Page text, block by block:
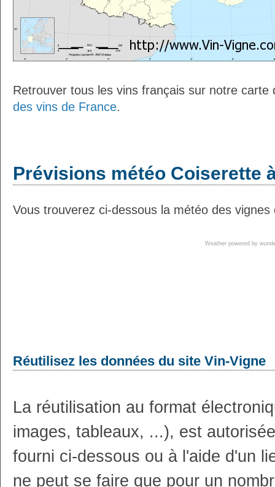
Retrouver tous les vins français sur notre
des vins de France.
Prévisions météo Coiserette
Vous trouverez ci-dessous la météo des
Weather powered by
Réutilisez les données du site Vin-Vigne
La réutilisation au format
images, tableaux, ...), est
fourni ci-dessous ou à l'aide d'un
ne peut se faire que pour un